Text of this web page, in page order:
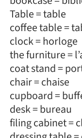
Table = table
coffee table =
clock = horloge
the furniture =
coat stand =
chair = chaise
cupboard =
desk = bureau
filing cabinet =